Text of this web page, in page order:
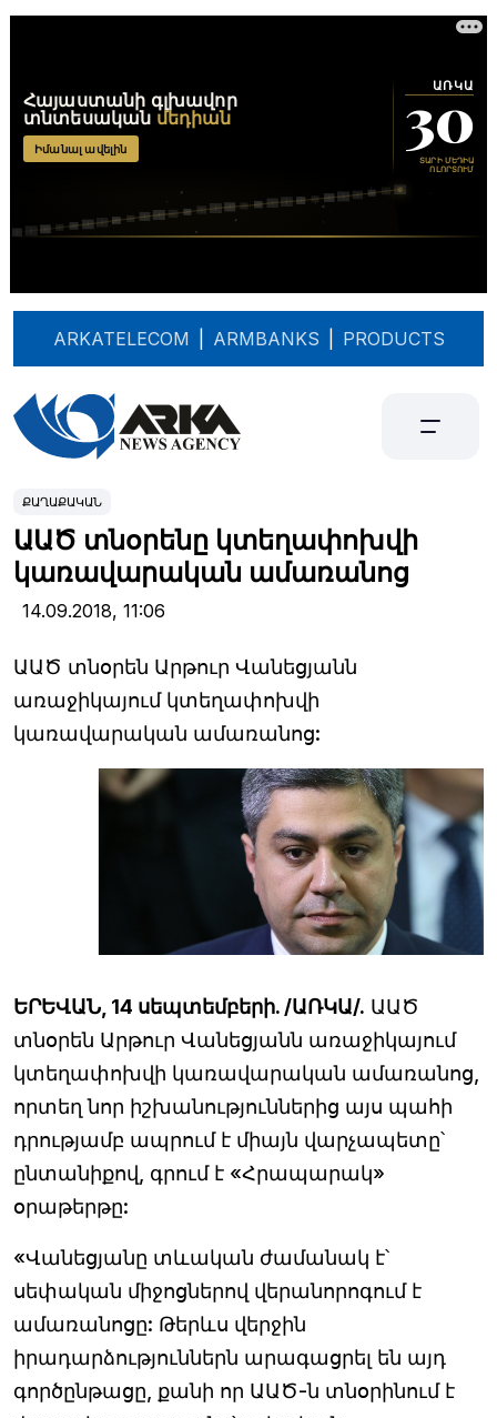
ARKATELECOM ARMBANKS PRODUCTS
ՔԱՂԱՔԱԿԱՆ
ԱԱԾ տնօրենը կտեղափոխվի
կառավարական ամառանոց
14.09.2018, 11:06
ԱԱԾ տնօրեն Արթուր Վանեցյանն
առաջիկայում կտեղափոխվի
կառավարական ամառանոց:
ԵՐԵՎԱՆ, 14 սեպտեմբերի. /ԱՌԿԱ/. ԱԱԾ
տնօրեն Արթուր Վանեցյանն առաջիկայում
կտեղափոխվի կառավարական ամառանոց,
որտեղ նոր իշխանություններից այս պահի
դրությամբ ապրում է միայն վարչապետը՝
ընտանիքով, գրում է «Հրապարակ»
օրաթերթը:
«Վանեցյանը տևական ժամանակ է՝
սեփական միջոցներով վերանորոգում է
ամառանոցը: Թերևս վերջին
իրադարձություններն արագացրել են այդ
գործընթացը, քանի որ ԱԱԾ-ն տնօրինում է